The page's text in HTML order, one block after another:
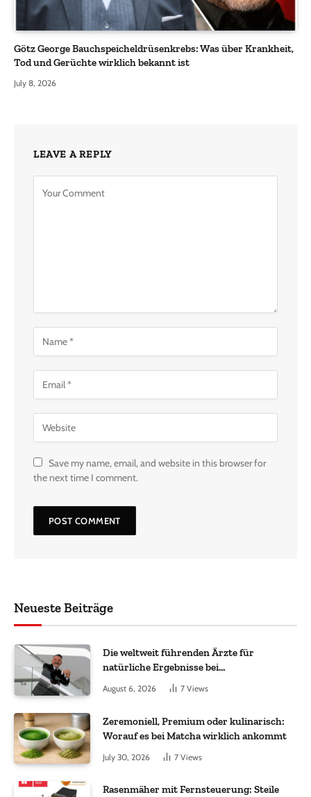
Götz George Bauchspeicheldrüsenkrebs: Was über Krankheit,
Tod und Gerüchte wirklich bekannt ist
July 8, 2026
LEAVE A REPLY
Save my name, email, and website in this browser for
the next time I comment.
Neueste Beiträge
Die weltweit führenden Ärzte für
natürliche Ergebnisse bei
Haartransplantationen
August 6, 2026 7 Views
Zeremoniell, Premium oder kulinarisch:
Worauf es bei Matcha wirklich ankommt
July 30, 2026 7 Views
Rasenmäher mit Fernsteuerung: Steile